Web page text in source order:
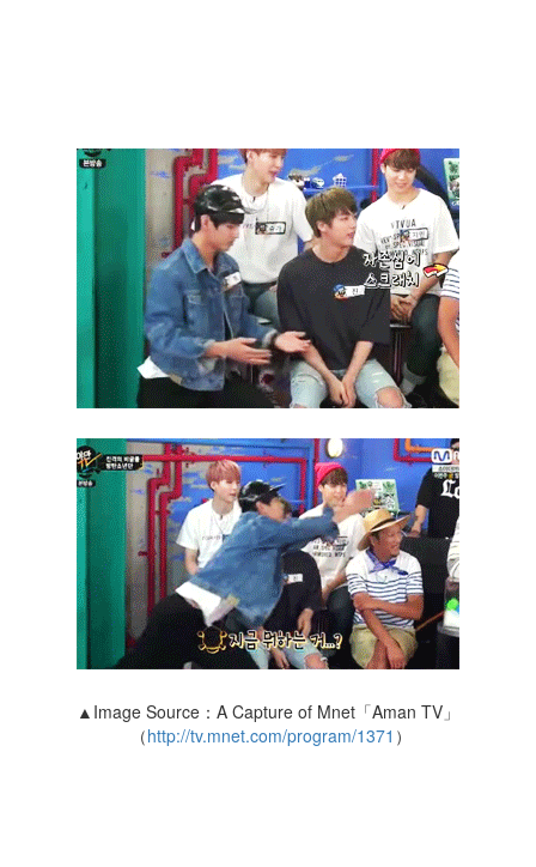
▲Image Source：A Capture of Mnet「Aman TV」
（http://tv.mnet.com/program/1371 ）